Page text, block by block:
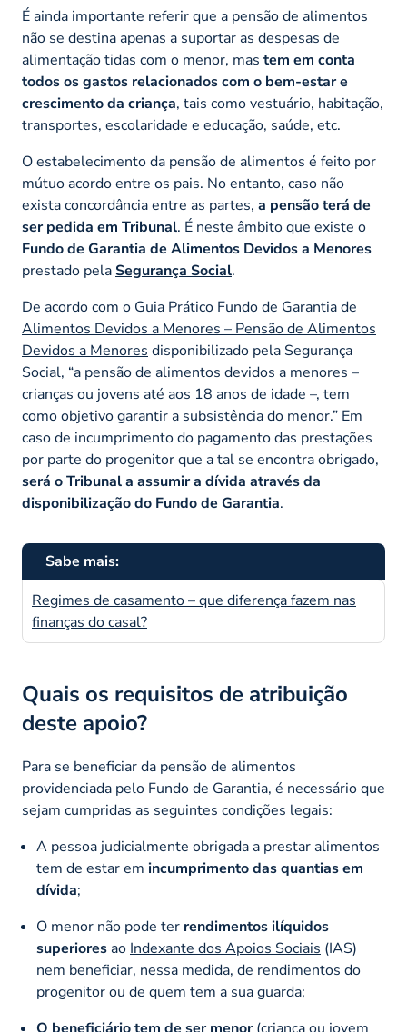
É ainda importante referir que a pensão de alimentos
não se destina apenas a suportar as despesas de
alimentação tidas com o menor, mas tem em conta
todos os gastos relacionados com o bem-estar e
crescimento da criança, tais como vestuário, habitação,
transportes, escolaridade e educação, saúde, etc.
O estabelecimento da pensão de alimentos é feito por
mútuo acordo entre os pais. No entanto, caso não
exista concordância entre as partes, a pensão terá de
ser pedida em Tribunal. É neste âmbito que existe o
Fundo de Garantia de Alimentos Devidos a Menores
prestado pelaSegurança Social.
De acordo com o Guia Prático Fundo de Garantia de
Alimentos Devidos a Menores – Pensão de Alimentos
Devidos a Menores disponibilizado pela Segurança
Social, “a pensão de alimentos devidos a menores –
crianças ou jovens até aos 18 anos de idade –, tem
como objetivo garantir a subsistência do menor.” Em
caso de incumprimento do pagamento das prestações
por parte do progenitor que a tal se encontra obrigado,
será o Tribunal a assumir a dívida através da
disponibilização do Fundo de Garantia.
Sabe mais:
Regimes de casamento – que diferença fazem nas
finanças do casal?
Quais os requisitos de atribuição
deste apoio?
Para se beneficiar da pensão de alimentos
providenciada pelo Fundo de Garantia, é necessário que
sejam cumpridas as seguintes condições legais:
A pessoa judicialmente obrigada a prestar alimentos
tem de estar em incumprimento das quantias em
dívida;
O menor não pode ter rendimentos ilíquidos
superiores ao Indexante dos Apoios Sociais (IAS)
nem beneficiar, nessa medida, de rendimentos do
progenitor ou de quem tem a sua guarda;